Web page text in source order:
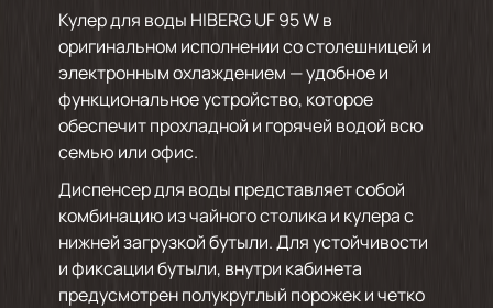
Кулер для воды HIBERG UF 95 W в
оригинальном исполнении со столешницей и
электронным охлаждением — удобное и
функциональное устройство, которое
обеспечит прохладной и горячей водой всю
семью или офис.
Диспенсер для воды представляет собой
комбинацию из чайного столика и кулера с
нижней загрузкой бутыли. Для устойчивости
и фиксации бутыли, внутри кабинета
предусмотрен полукруглый порожек и четко